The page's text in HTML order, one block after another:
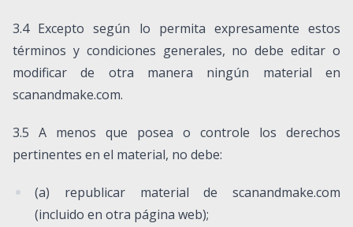
3.4 Excepto según lo permita expresamente estos
términos y condiciones generales, no debe editar o
modificar de otra manera ningún material en
scanandmake.com.
3.5 A menos que posea o controle los derechos
pertinentes en el material, no debe:
(a) republicar material de scanandmake.com
(incluido en otra página web);